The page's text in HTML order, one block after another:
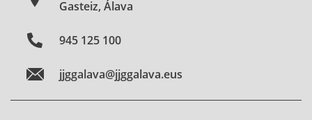
Gasteiz, Álava
945 125 100
jjggalava@jjggalava.eus